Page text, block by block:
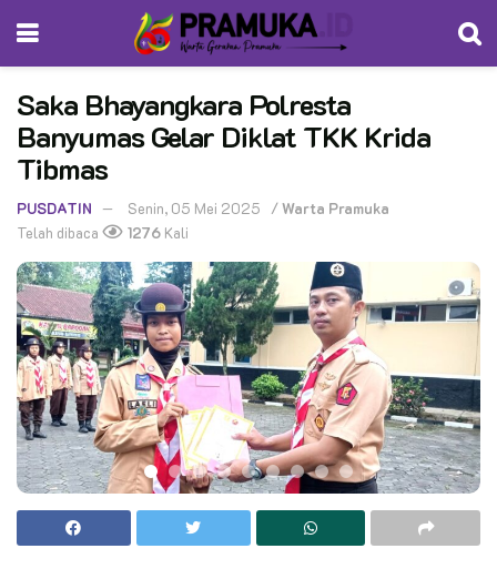
Saka Bhayangkara Polresta
Banyumas Gelar Diklat TKK Krida
Tibmas
PUSDATIN Senin, 05 Mei 2025 /Warta Pramuka
Telah dibaca
1276 Kali